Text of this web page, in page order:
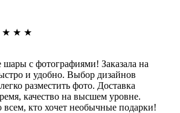
★ ★ ★
с фотографиями! Заказала на
и удобно. Выбор дизайнов
разместить фото. Доставка
качество на высшем уровне.
кто хочет необычные подарки!